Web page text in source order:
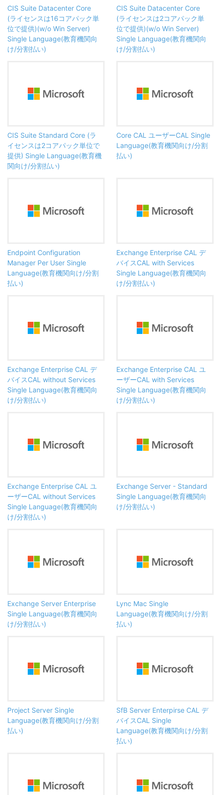
CIS Suite Datacenter Core
(ライセンスは16コアパック単
位で提供)(w/o Win Server)
Single Language(教育機関向
け/分割払い)
CIS Suite Datacenter Core
(ライセンスは2コアパック単
位で提供)(w/o Win Server)
Single Language(教育機関向
け/分割払い)
CIS Suite Standard Core (ラ
イセンスは2コアパック単位で
提供) Single Language(教育機
関向け/分割払い)
Core CAL ユーザーCAL Single
Language(教育機関向け/分割
払い)
Endpoint Configuration
Manager Per User Single
Language(教育機関向け/分割
払い)
Exchange Enterprise CAL デ
バイスCAL with Services
Single Language(教育機関向
け/分割払い)
Exchange Enterprise CAL デ
バイスCAL without Services
Single Language(教育機関向
け/分割払い)
Exchange Enterprise CAL ユ
ーザーCAL with Services
Single Language(教育機関向
け/分割払い)
Exchange Enterprise CAL ユ
ーザーCAL without Services
Single Language(教育機関向
け/分割払い)
Exchange Server - Standard
Single Language(教育機関向
け/分割払い)
Exchange Server Enterprise
Single Language(教育機関向
け/分割払い)
Lync Mac Single
Language(教育機関向け/分割
払い)
Project Server Single
Language(教育機関向け/分割
払い)
SfB Server Enterpirse CAL デ
バイスCAL Single
Language(教育機関向け/分割
払い)